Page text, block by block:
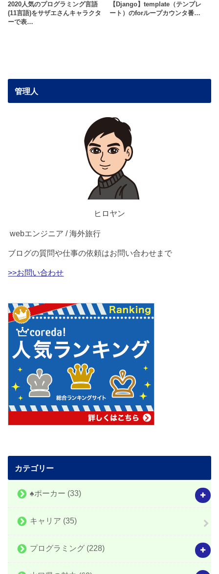
2020人気のプログラミング言語
(11言語)をサザエさんキャラクタ
ーで表…
【Django】template（テンプレ
ート）のforループカウンタ番…
管理人
ヒロヤン
webエンジニア / 海外旅行
ブログの質問や仕事の依頼はお問い合わせまで
>>お問い合わせ
カテゴリー
♠️ポーカー (33)
キャリア (35)
プログラミング (228)